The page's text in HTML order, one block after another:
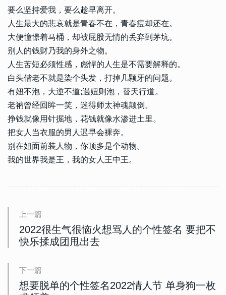
要么坚持爱我，要么趁早离开。
人生最大的悲哀就是青春不在，青春痘却还在。
大便憧憬着马桶，却被屁股无情的丢弃到茅坑。
别人的钱财乃我的身外之物。
人生苦短必须性感，彪悍的人生是不需要解释的。
白头偕老不就是染个头发，打掉几颗牙的问题。
有妞不泡，大逆不道;遇妞则泡，替天行道。
老衲曾经回眸一笑，迷得师太神魂颠倒。
挣钱就像用针掘地，花钱就像水渗进土里。
把女人当衣服的男人迟早会裸奔。
别在姐面前装人物，你顶多是个动物。
我的世界我是王，我的女人王中王。
上一篇
2022很生气很恼火想骂人的个性签名 要把不
快乐揉成团甩出去
下一篇
想要脱单的个性签名2022情人节 单身狗一枚